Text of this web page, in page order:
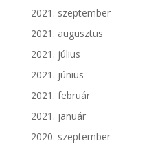
2021. szeptember
2021. augusztus
2021. július
2021. június
2021. február
2021. január
2020. szeptember